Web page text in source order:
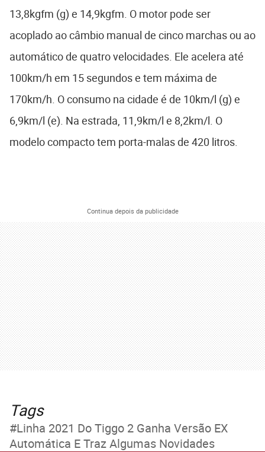
13,8kgfm (g) e 14,9kgfm. O motor pode ser
acoplado ao câmbio manual de cinco marchas ou ao
automático de quatro velocidades. Ele acelera até
100km/h em 15 segundos e tem máxima de
170km/h. O consumo na cidade é de 10km/l (g) e
6,9km/l (e). Na estrada, 11,9km/l e 8,2km/l. O
modelo compacto tem porta-malas de 420 litros.
Continua depois da publicidade
Tags
Linha 2021 Do Tiggo 2 Ganha Versão EX
Automática E Traz Algumas Novidades